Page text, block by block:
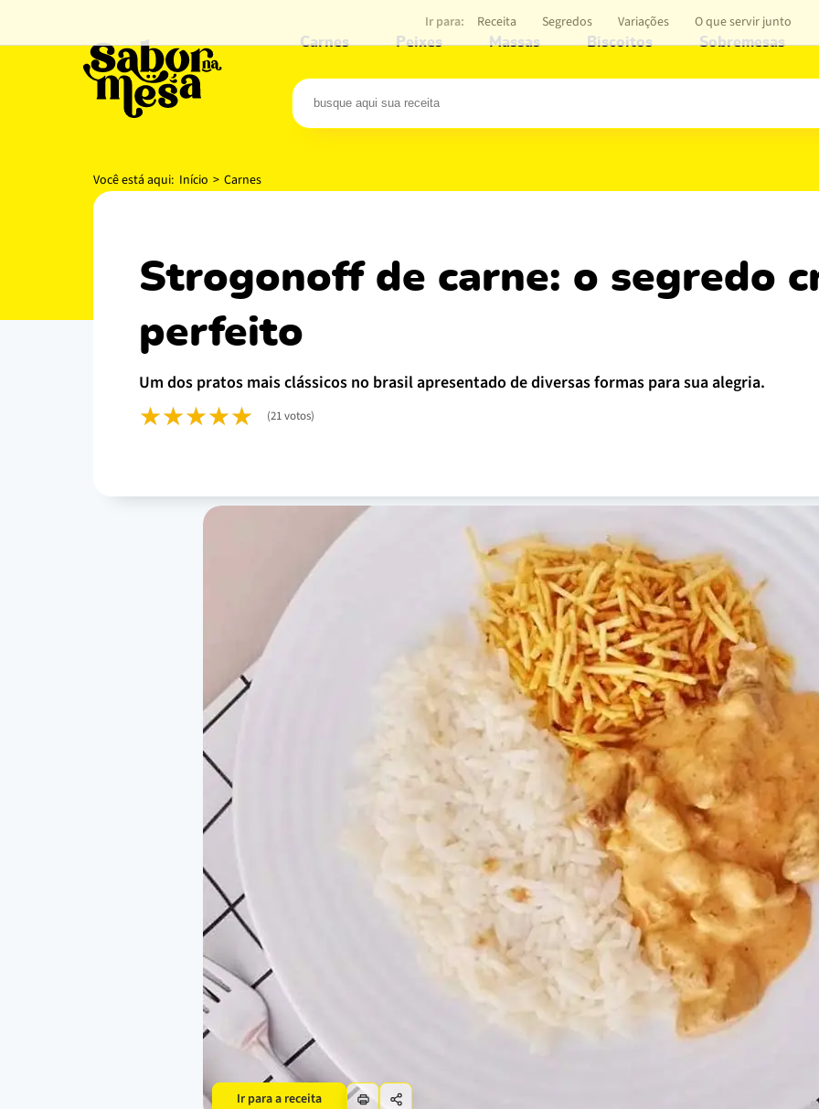
Carnes Peixes Massas Biscoitos Sobremesas
Você está aqui: Início > Carnes
strogonoff de carne: o segredo cremoso
perfeito
um dos pratos mais clássicos no brasil apresentado de diversas formas para sua alegria.
(21 votos)
Ir para a receita
Ir para: Receita Segredos Variações O que servir junto